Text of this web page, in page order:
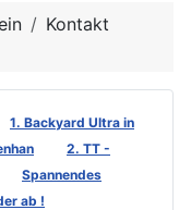
Kontakt
1. Backyard Ultra in
2. TT -
Spannendes
ab !